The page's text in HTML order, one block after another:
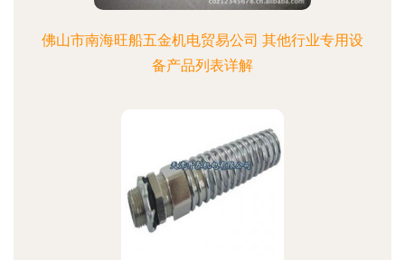
佛山市南海旺船五金机电贸易公司 其他行业专用设
备产品列表详解